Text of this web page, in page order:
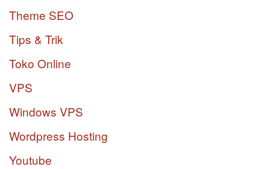
Theme SEO
Tips & Trik
Toko Online
VPS
Windows VPS
Wordpress Hosting
Youtube